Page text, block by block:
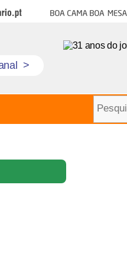
Boa cama boa mesa
>